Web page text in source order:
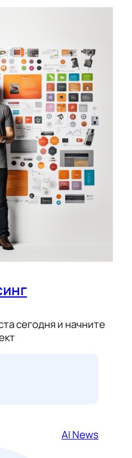
сегодня и начните
AI News